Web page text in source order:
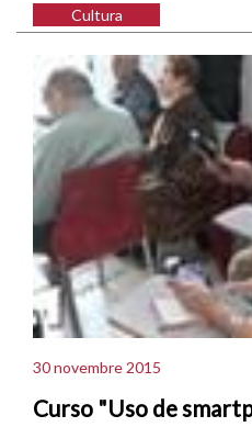
Cultura
30 novembre 2015
Curso "Uso de